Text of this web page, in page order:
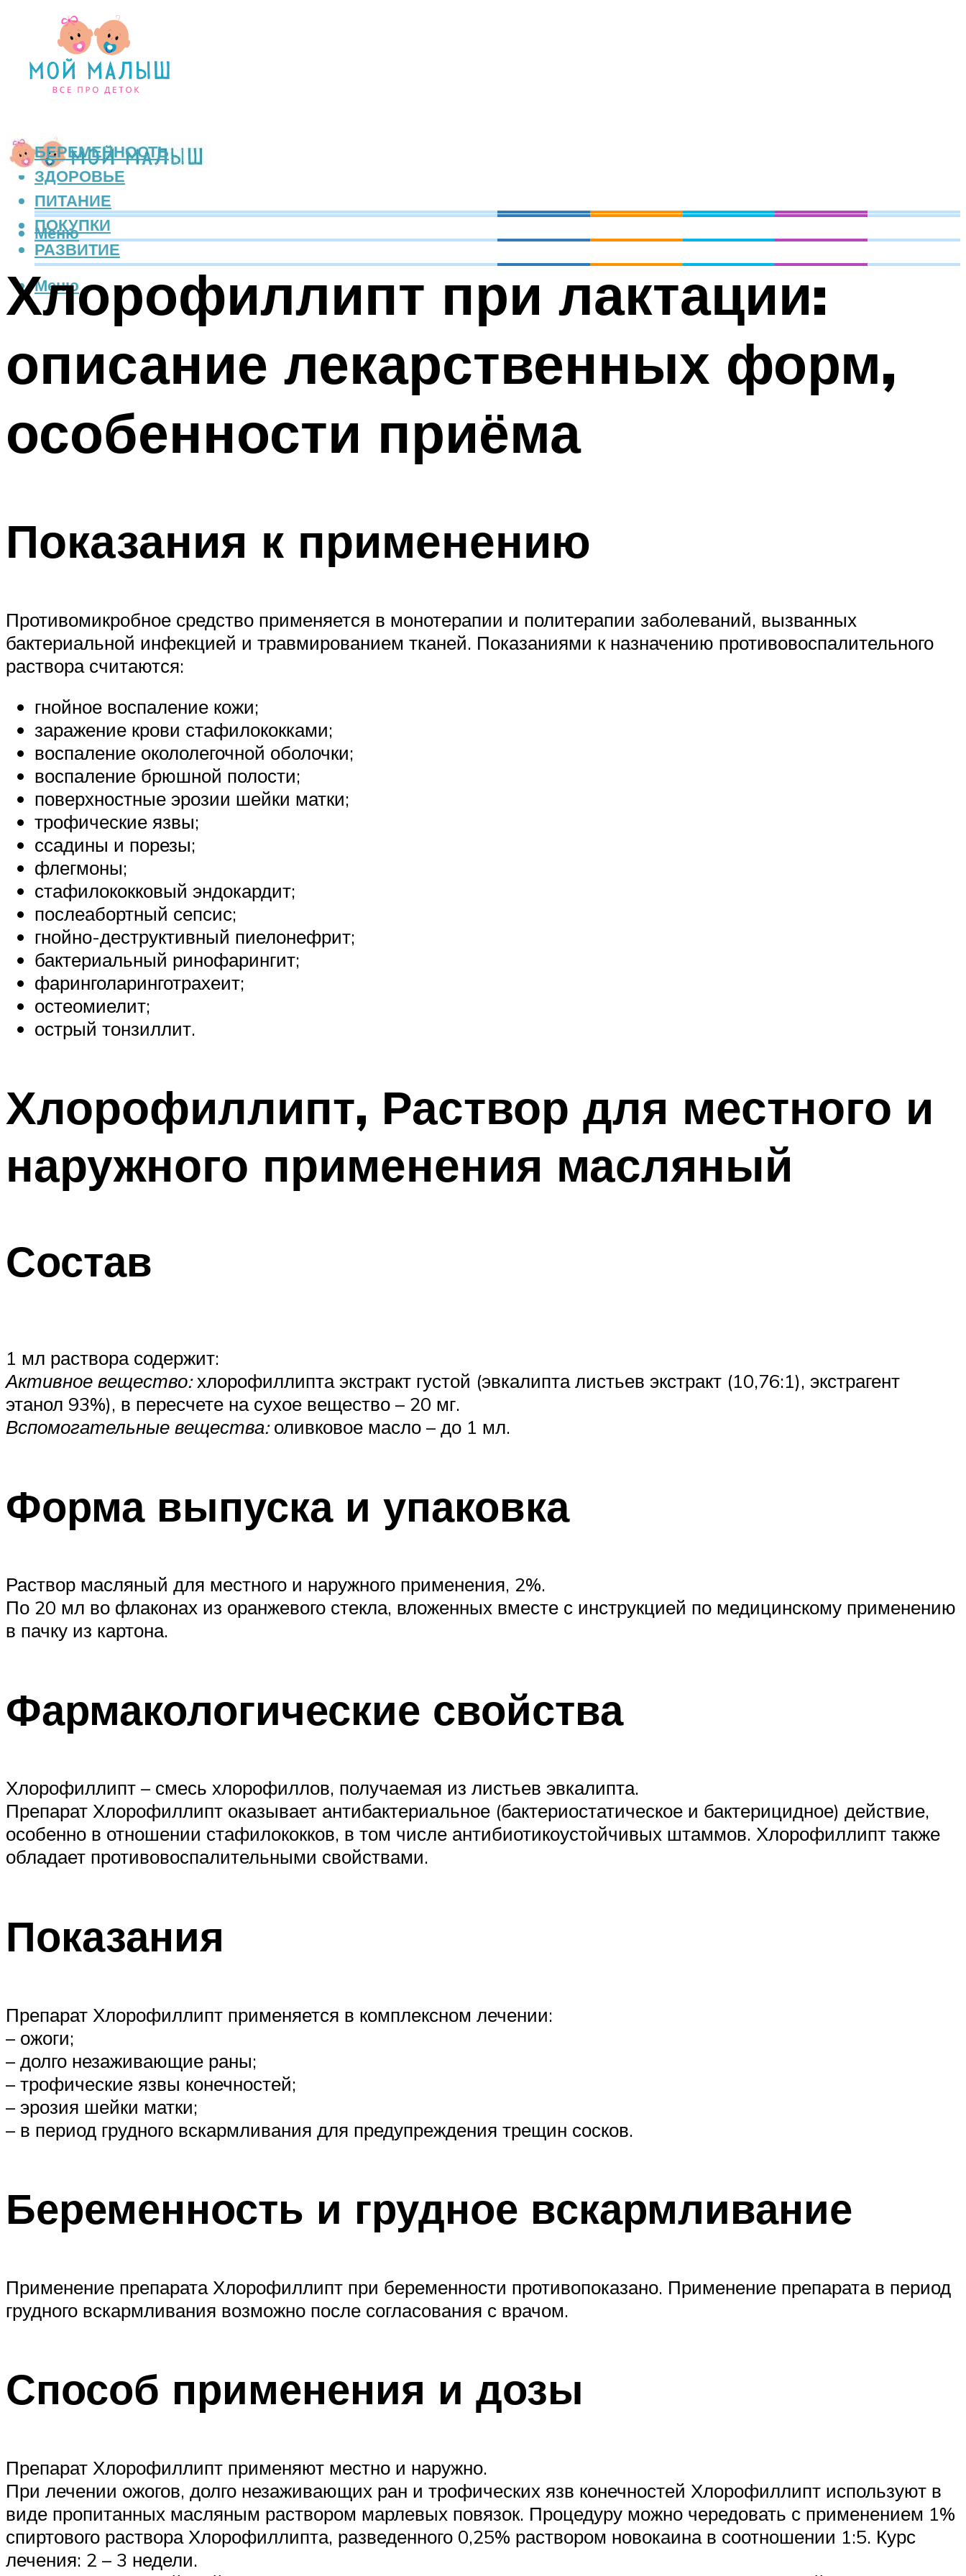
БЕРЕМЕННОСТЬ
ЗДОРОВЬЕ
ПИТАНИЕ
ПОКУПКИ
РАЗВИТИЕ
Меню
Меню
Хлорофиллипт при лактации:
описание лекарственных форм,
особенности приёма
Показания к применению
Противомикробное средство применяется в монотерапии и политерапии заболеваний, вызванных
бактериальной инфекцией и травмированием тканей. Показаниями к назначению противовоспалительного
раствора считаются:
гнойное воспаление кожи;
заражение крови стафилококками;
воспаление окололегочной оболочки;
воспаление брюшной полости;
поверхностные эрозии шейки матки;
трофические язвы;
ссадины и порезы;
флегмоны;
стафилококковый эндокардит;
послеабортный сепсис;
гнойно-деструктивный пиелонефрит;
бактериальный ринофарингит;
фаринголаринготрахеит;
остеомиелит;
острый тонзиллит.
Хлорофиллипт, Раствор для местного и
наружного применения масляный
Состав
1 мл раствора содержит:
Активное вещество:хлорофиллипта экстракт густой (эвкалипта листьев экстракт (10,76:1), экстрагент
этанол 93%), в пересчете на сухое вещество – 20 мг.
Вспомогательные вещества:оливковое масло – до 1 мл.
Форма выпуска и упаковка
Раствор масляный для местного и наружного применения, 2%.
По 20 мл во флаконах из оранжевого стекла, вложенных вместе с инструкцией по медицинскому применению
в пачку из картона.
Фармакологические свойства
Хлорофиллипт – смесь хлорофиллов, получаемая из листьев эвкалипта.
Препарат Хлорофиллипт оказывает антибактериальное (бактериостатическое и бактерицидное) действие,
особенно в отношении стафилококков, в том числе антибиотикоустойчивых штаммов. Хлорофиллипт также
обладает противовоспалительными свойствами.
Показания
Препарат Хлорофиллипт применяется в комплексном лечении:
– ожоги;
– долго незаживающие раны;
– трофические язвы конечностей;
– эрозия шейки матки;
– в период грудного вскармливания для предупреждения трещин сосков.
Беременность и грудное вскармливание
Применение препарата Хлорофиллипт при беременности противопоказано. Применение препарата в период
грудного вскармливания возможно после согласования с врачом.
Способ применения и дозы
Препарат Хлорофиллипт применяют местно и наружно.
При лечении ожогов, долго незаживающих ран и трофических язв конечностей Хлорофиллипт используют в
виде пропитанных масляным раствором марлевых повязок. Процедуру можно чередовать с применением 1%
спиртового раствора Хлорофиллипта, разведенного 0,25% раствором новокаина в соотношении 1:5. Курс
лечения: 2 – 3 недели.